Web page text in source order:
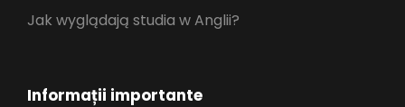
Jak wyglądają studia w Anglii?
Informații importante